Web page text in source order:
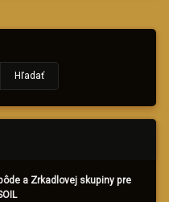
Hľadať
a Zrkadlovej skupiny pre